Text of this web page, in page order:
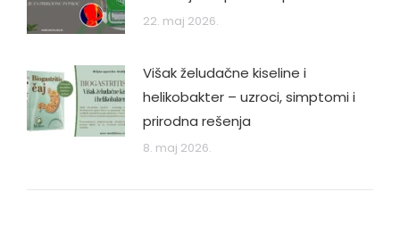
22. maj 2026.
Višak želudačne kiseline i
helikobakter – uzroci, simptomi i
prirodna rešenja
8. maj 2026.